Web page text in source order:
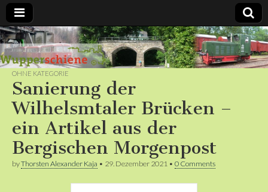
Bergische
Bahnen /
Förderverein
Wupperschiene
e.V.
OHNE KATEGORIE
Sanierung der
Wilhelsmtaler Brücken –
ein Artikel aus der
Bergischen Morgenpost
byThorsten Alexander Kaja • 29. Dezember 2021 • 0 Comments